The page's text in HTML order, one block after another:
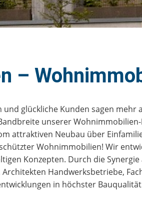
–
glückliche Kunden sagen mehr
unserer
attraktiven Neubau über
Wohnimmobilien! Wir
Konzepten. Durch die
Handwerksbetriebe,
in höchster